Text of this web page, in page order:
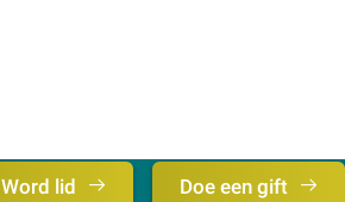
Word lid Doe een gift